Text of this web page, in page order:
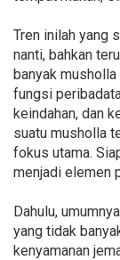
Tren inilah yang
nanti, bahkan
banyak
fungsi
keindahan, dan
suatu musholla
fokus utama.
menjadi elemen
Dahulu,
yang tidak
kenyamanan